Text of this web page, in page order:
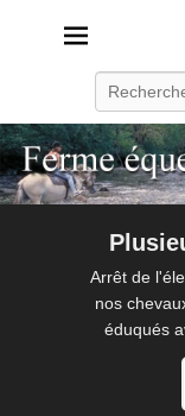
Arrêt de
nos
éduqués